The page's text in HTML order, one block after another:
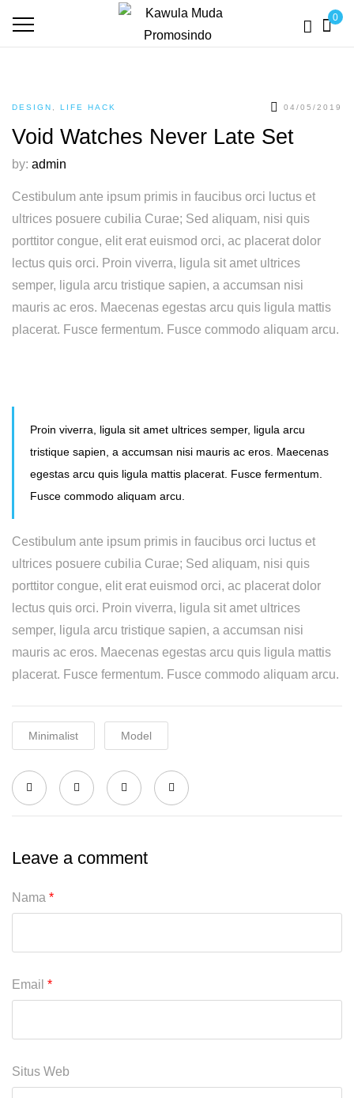
0
DESIGN LIFE HACK 04/05/2019
Void Watches Never Late Set
by: admin
Cestibulum ante ipsum primis in faucibus orci luctus et
ultrices posuere cubilia Curae; Sed aliquam, nisi quis
porttitor congue, elit erat euismod orci, ac placerat dolor
lectus quis orci. Proin viverra, ligula sit amet ultrices
semper, ligula arcu tristique sapien, a accumsan nisi
mauris ac eros. Maecenas egestas arcu quis ligula mattis
placerat. Fusce fermentum. Fusce commodo aliquam arcu.
Proin viverra, ligula sit amet ultrices semper, ligula arcu
tristique sapien, a accumsan nisi mauris ac eros. Maecenas
egestas arcu quis ligula mattis placerat. Fusce fermentum.
Fusce commodo aliquam arcu.
Cestibulum ante ipsum primis in faucibus orci luctus et
ultrices posuere cubilia Curae; Sed aliquam, nisi quis
porttitor congue, elit erat euismod orci, ac placerat dolor
lectus quis orci. Proin viverra, ligula sit amet ultrices
semper, ligula arcu tristique sapien, a accumsan nisi
mauris ac eros. Maecenas egestas arcu quis ligula mattis
placerat. Fusce fermentum. Fusce commodo aliquam arcu.
Minimalist Model
Leave a comment
Nama *
Email *
Situs Web